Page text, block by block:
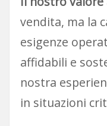
vendita, ma la
esigenze
affidabili e
nostra
in situazioni